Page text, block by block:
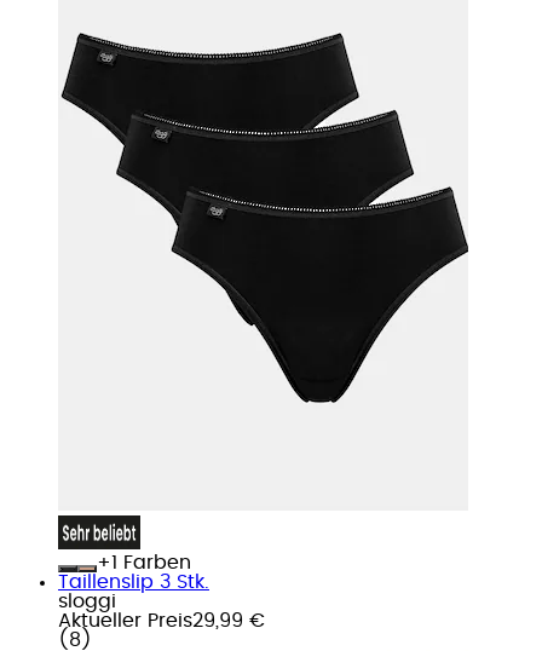
+
Farben
Taillenslip 3 Stk.
sloggi
Aktueller Preis29,99 €
( 8 )